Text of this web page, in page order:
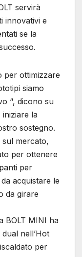
servirà
innovativi e
se la
per ottimizzare
siamo
“, dicono su
iniziare la
sostegno.
mercato,
per ottenere
per
acquistare le
da girare
BOLT MINI ha
nell’Hot
per